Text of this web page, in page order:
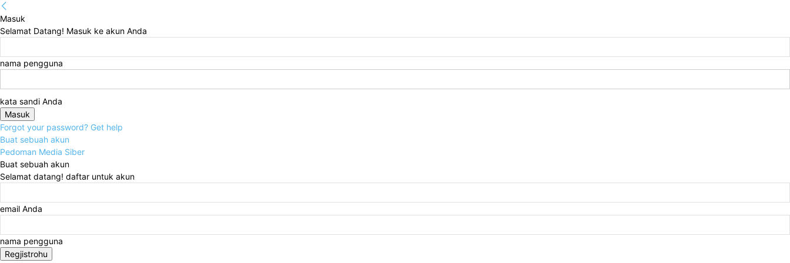
Masuk
Selamat Datang! Masuk ke akun Anda
nama pengguna
kata sandi Anda
Forgot your password? Get help
Buat sebuah akun
Pedoman Media Siber
Buat sebuah akun
Selamat datang! daftar untuk akun
email Anda
nama pengguna